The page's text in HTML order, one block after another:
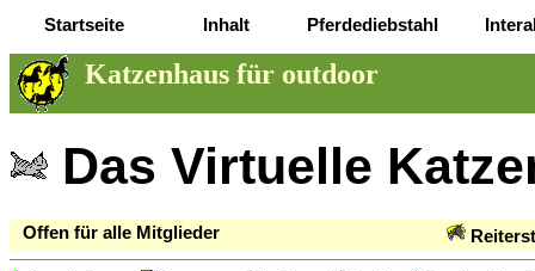
Startseite Inhalt Pferdediebstahl
Katzenhaus für outdoor
Das Virtuelle
Offen für alle Mitglieder